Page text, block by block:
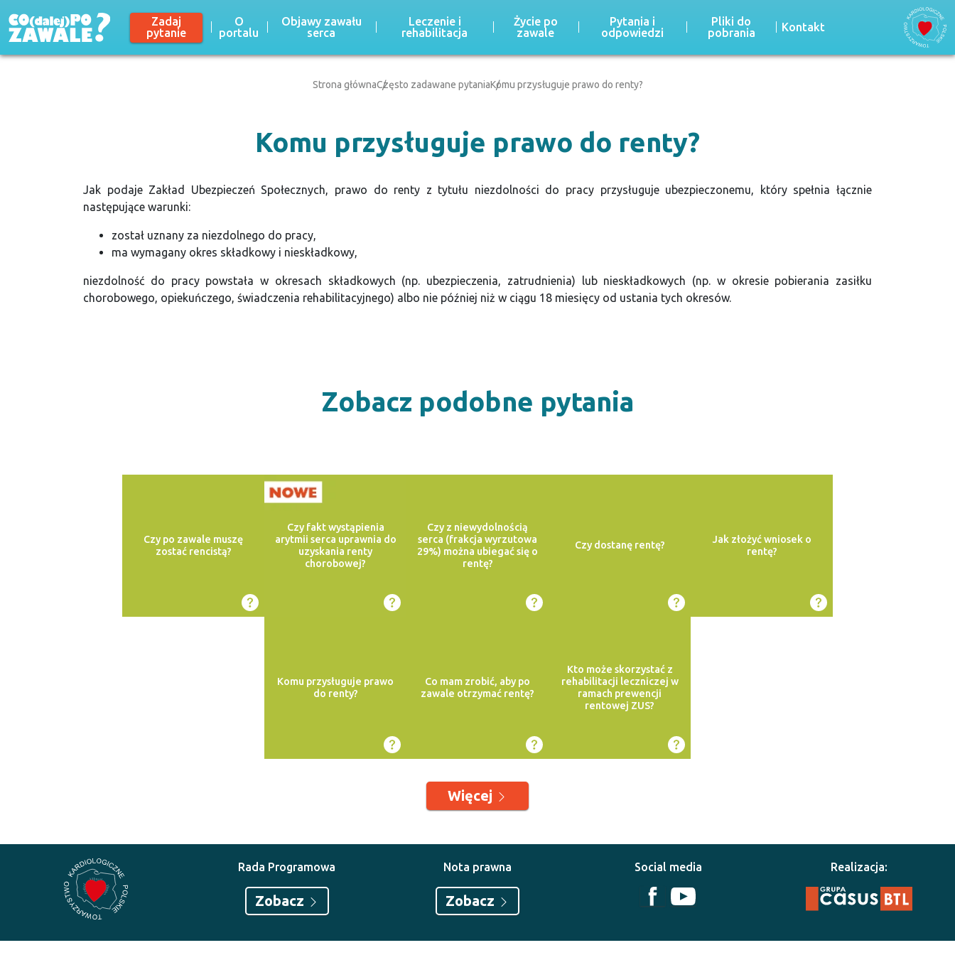
Zadaj
pytanie
O
portalu
Objawy zawału
serca
Leczenie i
rehabilitacja
Życie po
zawale
Pytania i
odpowiedzi
Pliki do
pobrania
Kontakt
Strona głównaCzęsto zadawane pytaniaKomu przysługuje prawo do renty?
Komu przysługuje prawo do renty?
Jak podaje Zakład Ubezpieczeń Społecznych, prawo do renty z tytułu niezdolności do pracy przysługuje ubezpieczonemu, który spełnia łącznie
następujące warunki:
został uznany za niezdolnego do pracy,
ma wymagany okres składkowy i nieskładkowy,
niezdolność do pracy powstała w okresach składkowych (np. ubezpieczenia, zatrudnienia) lub nieskładkowych (np. w okresie pobierania zasiłku
chorobowego, opiekuńczego, świadczenia rehabilitacyjnego) albo nie później niż w ciągu 18 miesięcy od ustania tych okresów.
Zobacz podobne pytania
Czy po zawale muszę
zostać rencistą?
Czy fakt wystąpienia
arytmii serca uprawnia do
uzyskania renty
chorobowej?
Czy z niewydolnością
serca (frakcja wyrzutowa
29%) można ubiegać się o
rentę?
Czy dostanę rentę?
Jak złożyć wniosek o
rentę?
Komu przysługuje prawo
do renty?
Co mam zrobić, aby po
zawale otrzymać rentę?
Kto może skorzystać z
rehabilitacji leczniczej w
ramach prewencji
rentowej ZUS?
Więcej
Rada Programowa
Zobacz
Nota prawna
Zobacz
Social media Realizacja: